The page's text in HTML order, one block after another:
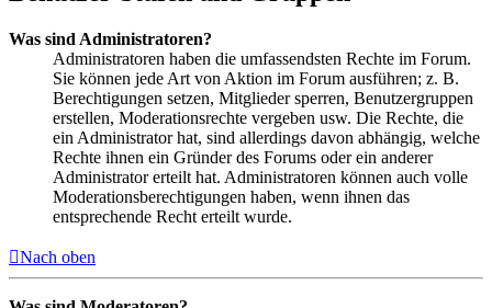
Was sind Administratoren?
Administratoren haben die umfassendsten Rechte im Forum.
Sie können jede Art von Aktion im Forum ausführen; z. B.
Berechtigungen setzen, Mitglieder sperren, Benutzergruppen
erstellen, Moderationsrechte vergeben usw. Die Rechte, die
ein Administrator hat, sind allerdings davon abhängig, welche
Rechte ihnen ein Gründer des Forums oder ein anderer
Administrator erteilt hat. Administratoren können auch volle
Moderationsberechtigungen haben, wenn ihnen das
entsprechende Recht erteilt wurde.
Nach oben